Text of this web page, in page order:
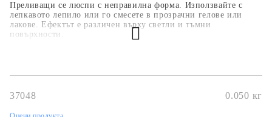
Преливащи се люспи с неправилна форма. Използвайте с
лепкавото лепило или го смесете в прозрачни гелове или
лакове. Ефектът е различен върху светли и тъмни
повърхности.
ВИДЕО
37048 0.050 кг